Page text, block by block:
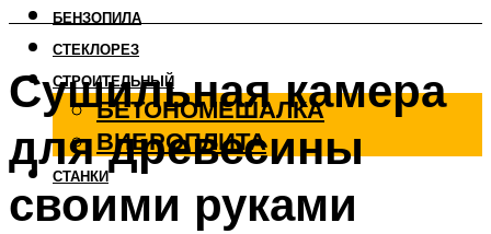
БЕНЗОПИЛА
СТЕКЛОРЕЗ
СТРОИТЕЛЬНЫЙ
БЕТОНОМЕШАЛКА
ВИБРОПЛИТА
СТАНКИ
Сушильная камера
для древесины
своими руками